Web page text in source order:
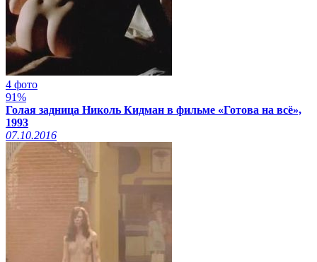
4 фото
91%
Голая задница Николь Кидман в фильме «Готова на всё»,
1993
07.10.2016